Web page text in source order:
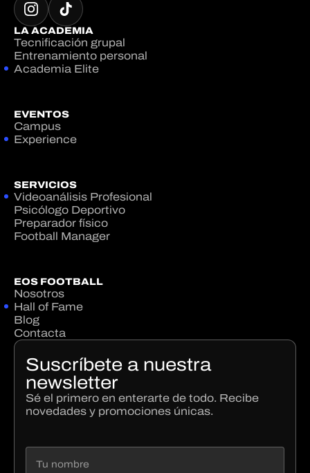
LA ACADEMIA
Tecnificación grupal
Entrenamiento personal
Academia Elite
EVENTOS
Campus
Experience
SERVICIOS
Videoanálisis Profesional
Psicólogo Deportivo
Preparador físico
Football Manager
EOS FOOTBALL
Nosotros
Hall of Fame
Blog
Contacta
Suscríbete a nuestra
newsletter
Sé el primero en enterarte de todo. Recibe
novedades y promociones únicas.